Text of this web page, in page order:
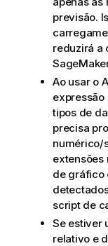
previsão.
reduzirá a
Ao usar o
tipos de
precisa
numérico/
extensões
de gráfico
script de
Se estiver
relativo e